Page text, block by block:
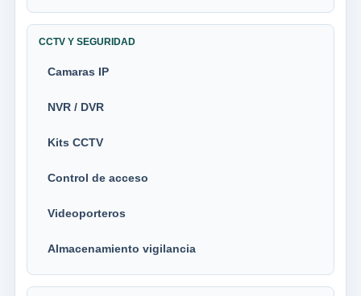
CCTV Y SEGURIDAD
Camaras IP
NVR / DVR
Kits CCTV
Control de acceso
Videoporteros
Almacenamiento vigilancia